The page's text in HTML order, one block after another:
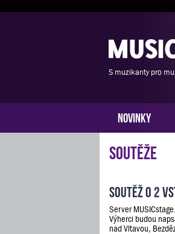
S muzikanty pro
NOVINKY
Soutěže
Soutěž o 2
Server
Výherci budou
nad Vltavou,